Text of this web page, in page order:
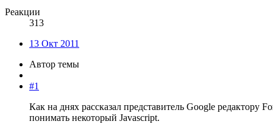
Реакции
313
13 Окт 2011
Автор темы
#1
Как на днях рассказал представитель Google редактору
понимать некоторый Javascript.